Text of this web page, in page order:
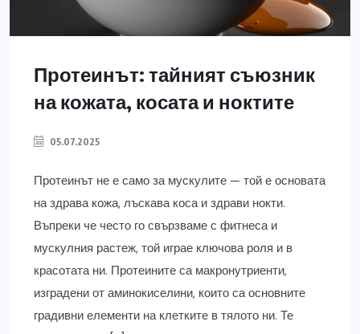
Протеинът: тайният съюзник
на кожата, косата и ноктите
05.07.2025
Протеинът не е само за мускулите — той е основата
на здрава кожа, лъскава коса и здрави нокти.
Въпреки че често го свързваме с фитнеса и
мускулния растеж, той играе ключова роля и в
красотата ни. Протеините са макронутриенти,
изградени от аминокиселини, които са основните
градивни елементи на клетките в тялото ни. Те